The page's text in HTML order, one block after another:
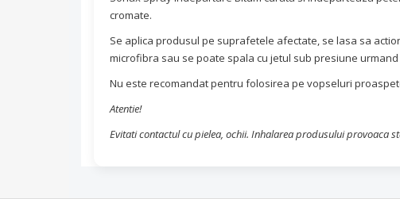
cromate.
Se aplica produsul pe suprafetele afectate, se lasa sa
microfibra sau se poate spala cu jetul sub presiune
Nu este recomandat pentru folosirea pe vopseluri
Atentie!
Evitati contactul cu pielea, ochii. Inhalarea produsului provoaca